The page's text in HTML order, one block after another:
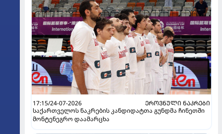
17:15/24-07-2026
ᲔᲠᲝᲕᲜᲣᲚᲘ ᲜᲐᲙᲠᲔᲑᲘ
საქართველოს ნაკრების კანდიდატთა გუნდმა ჩინეთში
მონტენეგრო დაამარცხა